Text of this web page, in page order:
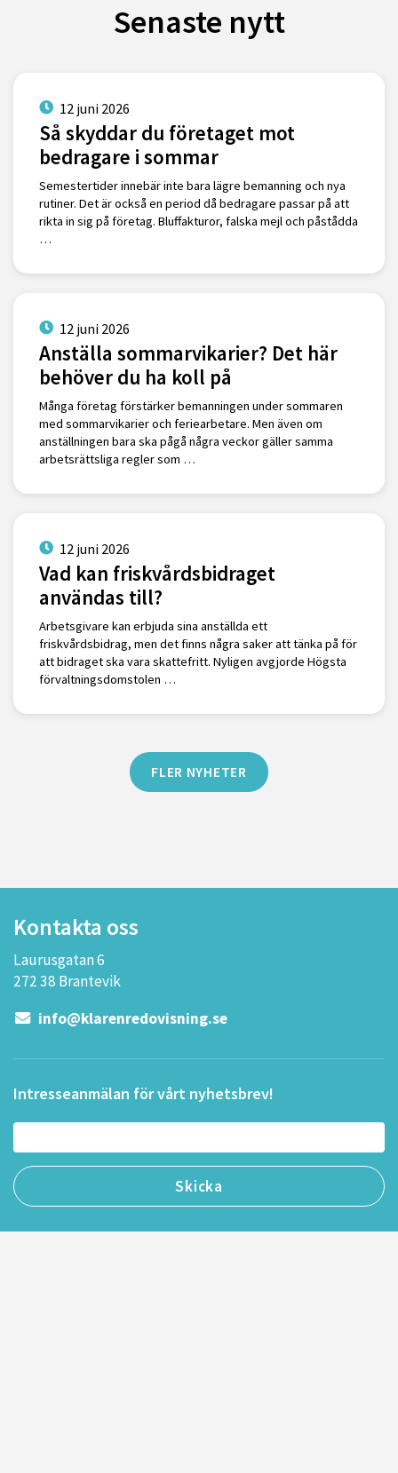
Senaste nytt
12 juni 2026
Så skyddar du företaget mot
bedragare i sommar
Semestertider innebär inte bara lägre bemanning och nya
rutiner. Det är också en period då bedragare passar på att
rikta in sig på företag. Bluffakturor, falska mejl och påstådda
…
12 juni 2026
Anställa sommarvikarier? Det här
behöver du ha koll på
Många företag förstärker bemanningen under sommaren
med sommarvikarier och feriearbetare. Men även om
anställningen bara ska pågå några veckor gäller samma
arbetsrättsliga regler som …
12 juni 2026
Vad kan friskvårdsbidraget
användas till?
Arbetsgivare kan erbjuda sina anställda ett
friskvårdsbidrag, men det finns några saker att tänka på för
att bidraget ska vara skattefritt. Nyligen avgjorde Högsta
förvaltningsdomstolen …
FLER NYHETER
Kontakta oss
Laurusgatan 6
272 38 Brantevik
info@klarenredovisning.se
Intresseanmälan för vårt nyhetsbrev!